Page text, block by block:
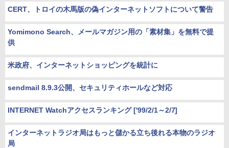
CERT、トロイの木馬版の偽インターネットソフトについて警告
Yomimono Search、メールマガジン用の「素材集」を無料で提
供
米政府、インターネットショッピングを統計に
sendmail 8.9.3公開、セキュリティホールなど対応
INTERNET Watchアクセスランキング ['99/2/1～2/7]
インターネットラジオ局はもっと儲かる立ち後れる本物のラジオ
局